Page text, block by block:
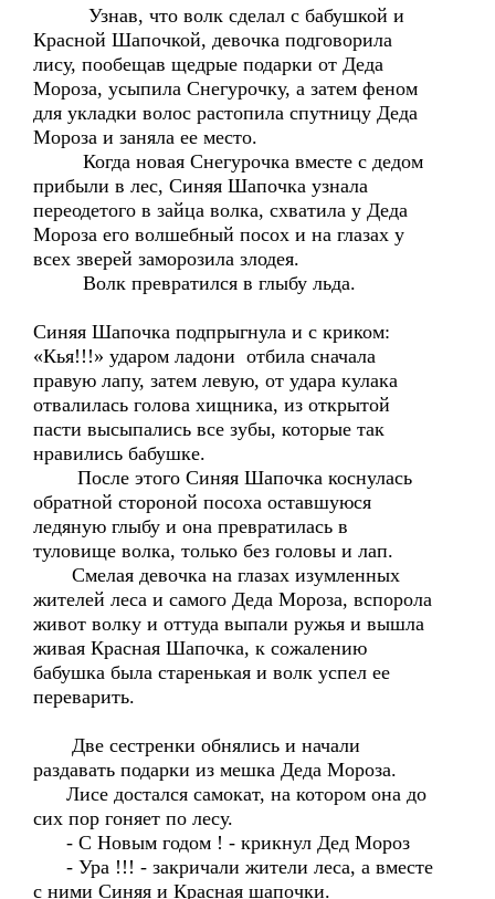
Узнав, что волк сделал с бабушкой и
Красной Шапочкой, девочка подговорила
лису, пообещав щедрые подарки от Деда
Мороза, усыпила Снегурочку, а затем феном
для укладки волос растопила спутницу Деда
Мороза и заняла ее место.
Когда новая Снегурочка вместе с дедом
прибыли в лес, Синяя Шапочка узнала
переодетого в зайца волка, схватила у Деда
Мороза его волшебный посох и на глазах у
всех зверей заморозила злодея.
Волк превратился в глыбу льда.
Синяя Шапочка подпрыгнула и с криком:
«Кья!!!» ударом ладони отбила сначала
правую лапу, затем левую, от удара кулака
отвалилась голова хищника, из открытой
пасти высыпались все зубы, которые так
нравились бабушке.
После этого Синяя Шапочка коснулась
обратной стороной посоха оставшуюся
ледяную глыбу и она превратилась в
туловище волка, только без головы и лап.
Смелая девочка на глазах изумленных
жителей леса и самого Деда Мороза, вспорола
живот волку и оттуда выпали ружья и вышла
живая Красная Шапочка, к сожалению
бабушка была старенькая и волк успел ее
переварить.
Две сестренки обнялись и начали
раздавать подарки из мешка Деда Мороза.
Лисе достался самокат, на котором она до
сих пор гоняет по лесу.
- С Новым годом ! - крикнул Дед Мороз
- Ура !!! - закричали жители леса, а вместе
с ними Синяя и Красная шапочки.